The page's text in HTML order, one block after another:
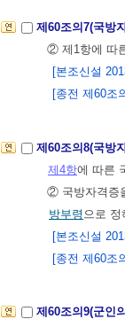
제60조의7(국방
② 제1항에 따
[본조신설
[종전 제60조
제60조의8(국방
제4항에 따른
② 국방자격증
방부령 으로
[본조신설
[종전 제60조
제60조의9(군인